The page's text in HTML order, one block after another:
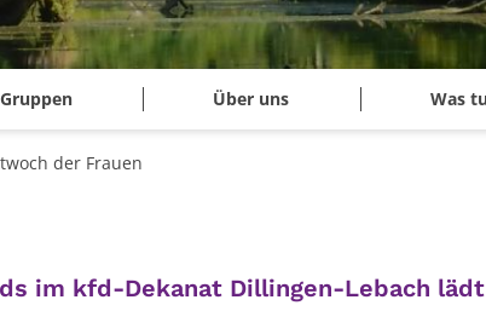
Über uns Was
der Frauen
im kfd-Dekanat Dillingen-Lebach lädt